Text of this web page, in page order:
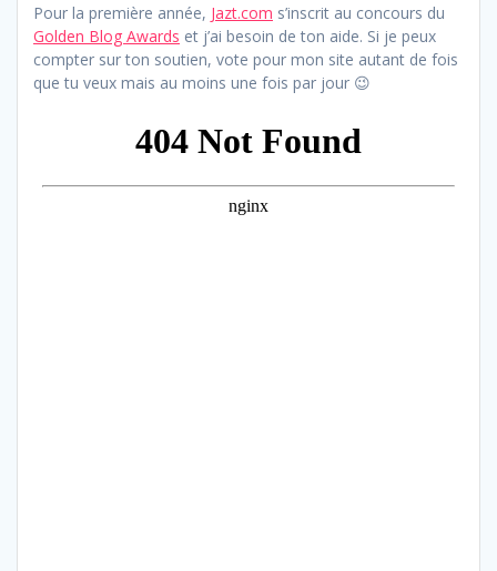
Pour la première année, Jazt.com s’inscrit au concours du
Golden Blog Awards et j’ai besoin de ton aide. Si je peux
compter sur ton soutien, vote pour mon site autant de fois
que tu veux mais au moins une fois par jour 😉